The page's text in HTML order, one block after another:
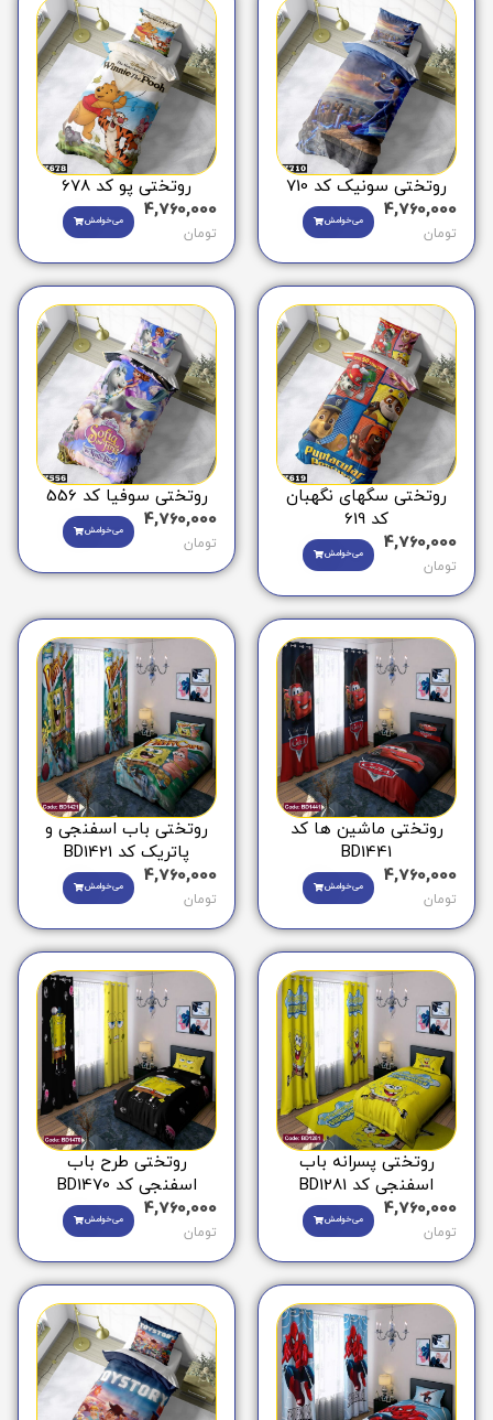
روتختی سونیک کد 710
4,760,000
تومان
می‌خوامش
روتختی پو کد 678
4,760,000
تومان
می‌خوامش
روتختی سگهای نگهبان
کد 619
4,760,000
تومان
می‌خوامش
روتختی سوفیا کد 556
4,760,000
تومان
می‌خوامش
روتختی ماشین ها کد
BD1441
4,760,000
تومان
می‌خوامش
روتختی باب اسفنجی و
پاتریک کد BD1421
4,760,000
تومان
می‌خوامش
روتختی پسرانه باب
اسفنجی کد BD1281
4,760,000
تومان
می‌خوامش
روتختی طرح باب
اسفنجی کد BD1470
4,760,000
تومان
می‌خوامش